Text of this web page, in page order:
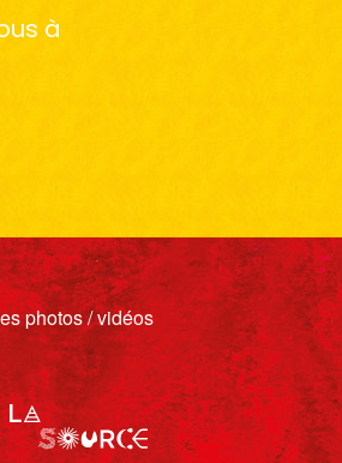
à
photos / vidéos